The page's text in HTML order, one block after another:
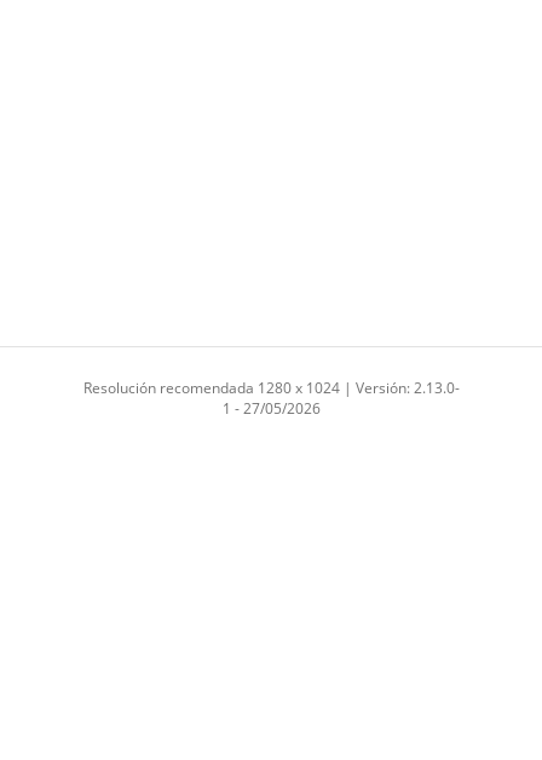
Resolución recomendada 1280 x 1024 | Versión: 2.13.0-
1 - 27/05/2026